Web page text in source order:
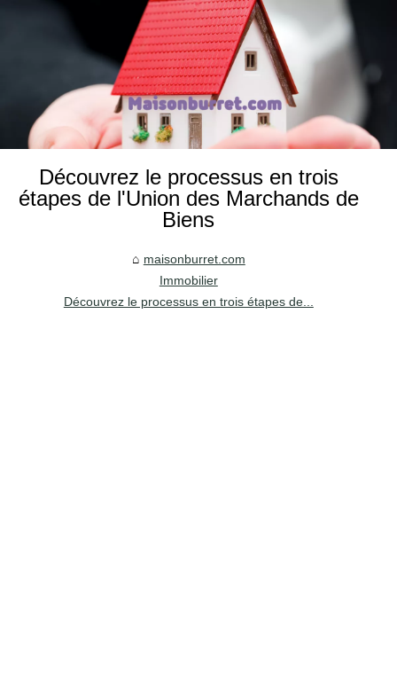
Découvrez le processus en trois
étapes de l'Union des Marchands de
Biens
maisonburret.com
Immobilier
Découvrez le processus en trois étapes de...